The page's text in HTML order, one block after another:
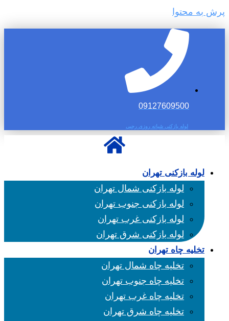
پرش به محتوا
09127609500
لوله بازکنی شبانه روزی رجبی
لوله بازکنی تهران
لوله بازکنی شمال تهران
لوله بازکنی جنوب تهران
لوله بازکنی غرب تهران
لوله بازکنی شرق تهران
تخلیه چاه تهران
تخلیه چاه شمال تهران
تخلیه چاه جنوب تهران
تخلیه چاه غرب تهران
تخلیه چاه شرق تهران